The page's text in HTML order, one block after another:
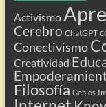
Activismo
Cerebro ChatGPT
Conectivismo
Creatividad
Filosofía Genios